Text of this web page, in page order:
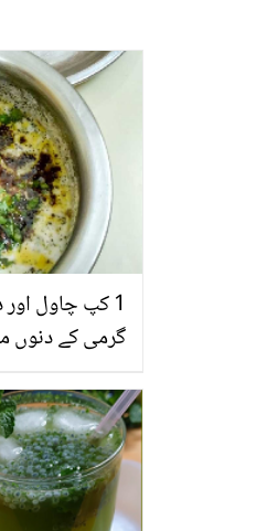
1 کپ چاول
گرمی کے دنوں